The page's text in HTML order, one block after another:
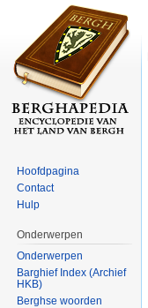
Hoofdpagina
Contact
Hulp
Onderwerpen
Onderwerpen
Barghief Index (Archief
HKB)
Berghse woorden